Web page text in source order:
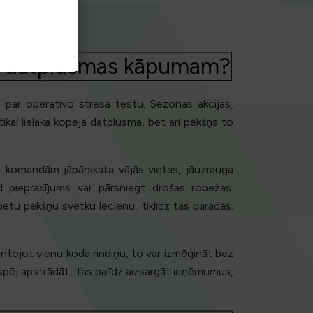
kāpumam?
operatīvo stresa testu. Sezonas akcijas,
lielāka kopējā datplūsma, bet arī pēkšņs to
jāpārskata vājās vietas, jāuzrauga
var pārsniegt drošas robežas.
pēkšņu svētku lēcienu, tiklīdz tas parādās.
vienu koda rindiņu, to var izmēģināt bez
apstrādāt. Tas palīdz aizsargāt ieņēmumus,